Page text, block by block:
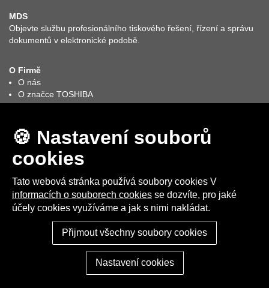
MDS
Objevte službu profesionálního tiskového řešení, řízení a správu
dokumentů v elektronické podobě.
O Firmě
O nás
O značce TOSHIBA
GDPR
Obchodní podmínky
Autorizovaní partněři elites MDS - Toshiba
Facebook
LinkedIn
2025 © elites MDS s.r.o. I Vytvořeno studiem
Nastavení cookies
🍪 Nastavení souborů
cookies
Tato webová stránka používá soubory cookies V
informacích o souborech cookies se dozvíte, pro jaké
účely cookies využíváme a jak s nimi nakládat.
Přijmout všechny soubory cookies
Nastavení cookies